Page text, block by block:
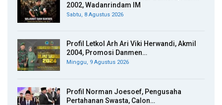
2002, Wadanrindam IM
Sabtu, 8 Agustus 2026
Profil Letkol Arh Ari Viki Herwandi, Akmil
2004, Promosi Danmen…
Minggu, 9 Agustus 2026
Profil Norman Joesoef, Pengusaha
Pertahanan Swasta, Calon…